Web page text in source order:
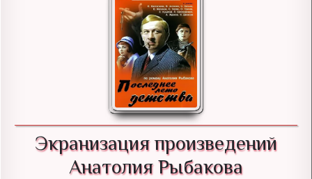
Экранизация произведений
Анатолия Рыбакова